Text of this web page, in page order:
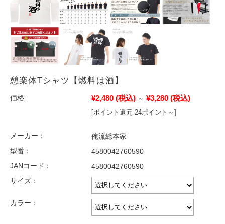
憩楽体Tシャツ【燃料は酒】
価格: ¥2,480 (税込) ～ ¥3,280 (税込)
[ポイント還元 24ポイント～]
メーカー：
俺流総本家
型番：
4580042760590
JANコード：
4580042760590
サイズ：
カラー：